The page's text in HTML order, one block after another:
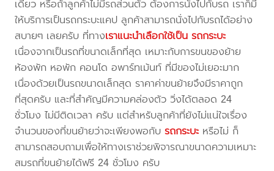
เดียว หรือถ้าลูกค้าไม่มีรถส่วนตัว ต้องการนั่งไปกับรถ เราก็มี
ให้บริการเป็นรถกระบะแคป ลูกค้าสามารถนั่งไปกับรถได้อย่าง
สบายๆ เลยครับ ที่ทางเราแนะนำเลือกใช้เป็น รถกระบะ
เนื่องจากเป็นรถที่ขนาดเล็กที่สุด เหมาะกับการขนของย้าย
ห้องพัก หอพัก คอนโด อพาร์ทเม้นท์ ที่มีของไม่เยอะมาก
เนื่องด้วยเป็นรถขนาดเล็กสุด ราคาค่าขนย้ายจึงมีราคาถูก
ที่สุดครับ และที่สำคัญมีความคล่องตัว วิ่งได้ตลอด 24
ชั่วโมง ไม่มีติดเวลา ครับ แต่สำหรับลูกค้าที่ยังไม่แน่ใจเรื่อง
จำนวนของที่ขนย้ายว่าจะเพียงพอกับรถกระบะ หรือไม่ ก็
สามารถสอบถามเพื่อให้ทางเราช่วยพิจารณาขนาดความเหมาะ
สมรถที่ขนย้ายได้ฟรี 24 ชั่วโมง ครับ